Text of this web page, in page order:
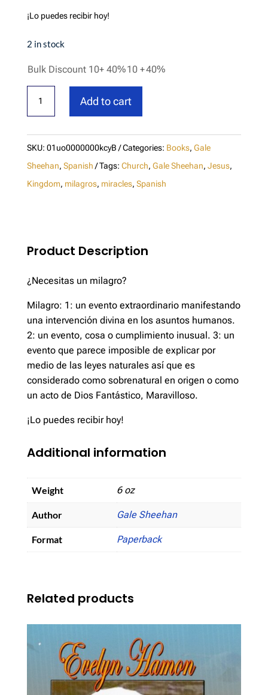
¡Lo puedes recibir hoy!
2 in stock
Bulk Discount 10+ 40%10 +40%
Milagros
Add to cart
SKU: 01uo0000000kcyB Categories: Books, Gale
Sheehan, Spanish Tags: Church, Gale Sheehan, Jesus,
Kingdom, milagros, miracles, Spanish
Product Description
¿Necesitas un milagro?
Milagro: 1: un evento extraordinario manifestando
una intervención divina en los asuntos humanos.
2: un evento, cosa o cumplimiento inusual. 3: un
evento que parece imposible de explicar por
medio de las leyes naturales así que es
considerado como sobrenatural en origen o como
un acto de Dios Fantástico, Maravilloso.
¡Lo puedes recibir hoy!
Additional information
Weight 6 oz
Author Gale Sheehan
Format Paperback
Related products